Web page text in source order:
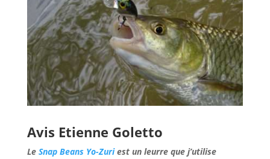
Avis Etienne Goletto
Le Snap Beans Yo-Zuriest un leurre que j’utilise